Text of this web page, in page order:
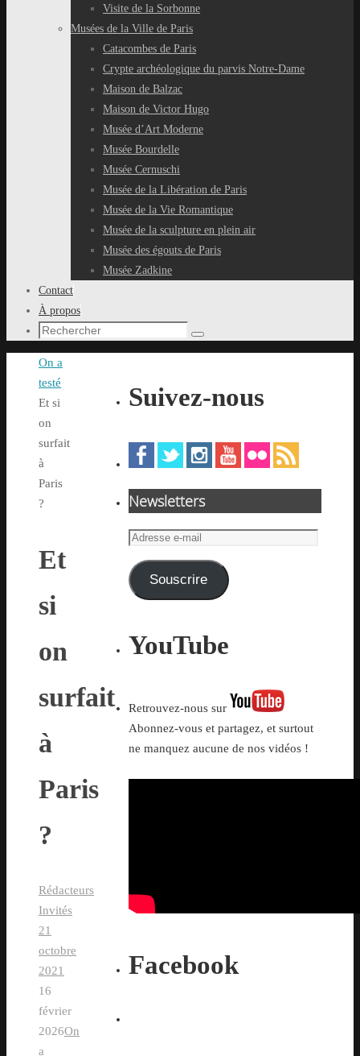
Visite de la Sorbonne
Musées de la Ville de Paris
Catacombes de Paris
Crypte archéologique du parvis Notre-Dame
Maison de Balzac
Maison de Victor Hugo
Musée d’Art Moderne
Musée Bourdelle
Musée Cernuschi
Musée de la Libération de Paris
Musée de la Vie Romantique
Musée de la sculpture en plein air
Musée des égouts de Paris
Musée Zadkine
Contact
À propos
Recherche
:
Rechercher
Accueil
On a
testé
Et si
on
surfait
à
Paris
?
Et
si
on
surfait
à
Paris
?
Rédacteurs
Invités
21
octobre
2021
16
février
2026On
a
Suivez-nous
Newsletters
Adresse
mail Souscrire
YouTube
Retrouvez-nous sur
Abonnez-vous et partagez, et surtout
ne manquez aucune de nos vidéos !
Facebook